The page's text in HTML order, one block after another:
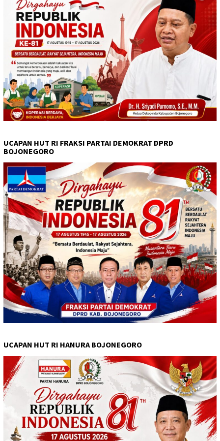
UCAPAN HUT RI FRAKSI PARTAI DEMOKRAT DPRD
BOJONEGORO
UCAPAN HUT RI HANURA BOJONEGORO